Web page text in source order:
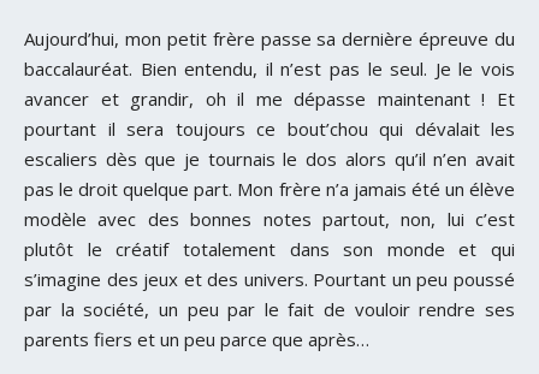
Aujourd’hui, mon petit frère passe sa dernière épreuve du
baccalauréat. Bien entendu, il n’est pas le seul. Je le vois
avancer et grandir, oh il me dépasse maintenant ! Et
pourtant il sera toujours ce bout’chou qui dévalait les
escaliers dès que je tournais le dos alors qu’il n’en avait
pas le droit quelque part. Mon frère n’a jamais été un élève
modèle avec des bonnes notes partout, non, lui c’est
plutôt le créatif totalement dans son monde et qui
s’imagine des jeux et des univers. Pourtant un peu poussé
par la société, un peu par le fait de vouloir rendre ses
parents fiers et un peu parce que après…